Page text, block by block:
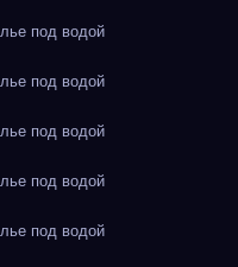
под водой
под водой
под водой
под водой
под водой